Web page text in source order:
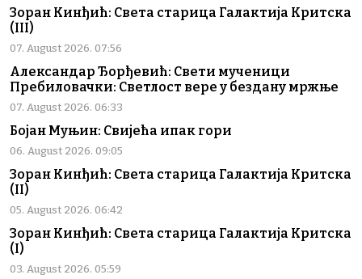
Зоран Кинђић: Света старица Галактија Критска
(III)
07. August 2026. 07:56
Александар Ђорђевић: Свети мученици
Пребиловачки: Светлост вере у бездану мржње
07. August 2026. 06:33
Бојан Муњин: Свијећа ипак гори
06. August 2026. 09:05
Зоран Кинђић: Света старица Галактија Критска
(II)
05. August 2026. 06:42
Зоран Кинђић: Света старица Галактија Критска
(I)
03. August 2026. 05:59